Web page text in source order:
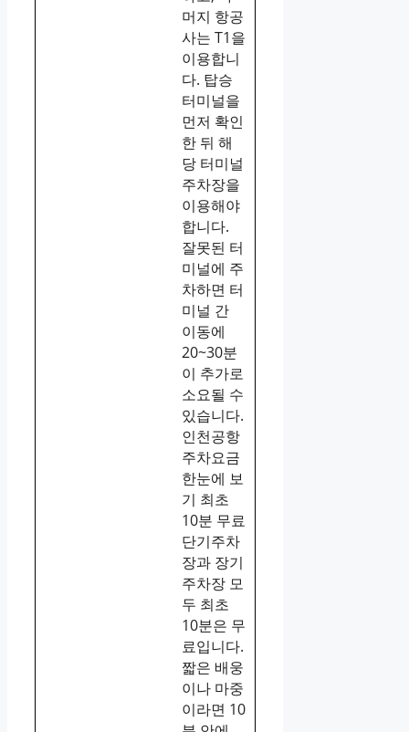
머지 항공
사는 T1을
이용합니
다. 탑승
터미널을
먼저 확인
한 뒤 해
당 터미널
주차장을
이용해야
합니다.
잘못된 터
미널에 주
차하면 터
미널 간
이동에
20~30분
이 추가로
소요될 수
있습니다.
인천공항
주차요금
한눈에 보
기 최초
10분 무료
단기주차
장과 장기
주차장 모
두 최초
10분은 무
료입니다.
짧은 배웅
이나 마중
이라면 10